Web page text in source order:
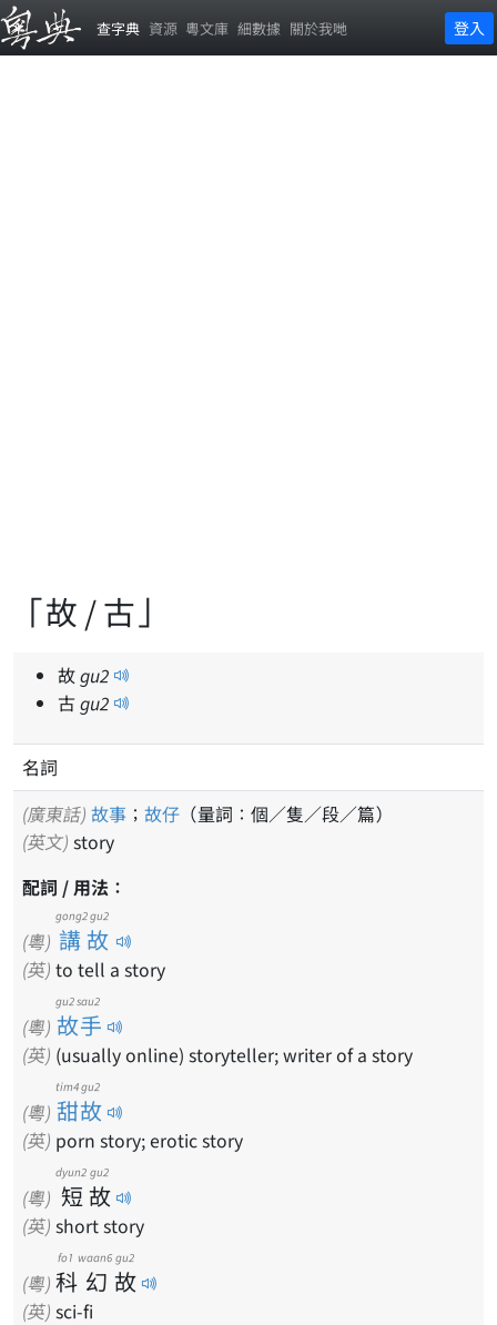
查字典 資源 粵文庫 細數據 關於我哋 登入
「故 / 古」
故gu2
古gu2
名詞
(廣東話) 故事 ； 故仔 （量詞：個／隻／段／篇）
(英文) story
配詞 / 用法：
(粵) 講故
gong2 gu2
(英) to tell a story
(粵) 故手
gu2 sau2
(英) (usually online) storyteller; writer of a story
(粵) 甜故
tim4 gu2
(英) porn story; erotic story
(粵) 短
dyun2
故
gu2
(英) short story
(粵) 科
fo1
幻
waan6
故
gu2
(英) sci-fi